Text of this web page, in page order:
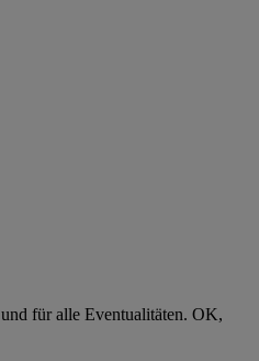
und für alle Eventualitäten. OK,